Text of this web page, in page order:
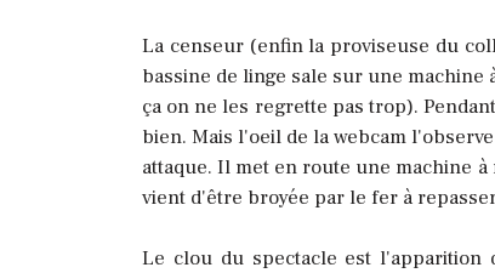
La censeur (enfin la proviseuse du
bassine de linge sale sur une
ça on ne les regrette pas trop).
bien. Mais l'oeil de la webcam
attaque. Il met en route une machine
vient d'être broyée par le fer à
Le clou du spectacle est l'apparition